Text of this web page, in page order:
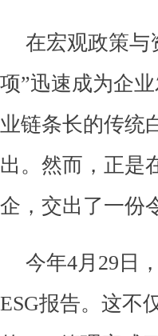
在宏观政策与
项”迅速成为企
业链条长的传统
出。然而，正是
企，交出了一份
今年4月29日
ESG报告。这不